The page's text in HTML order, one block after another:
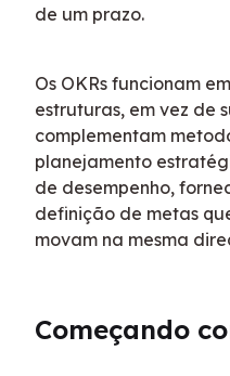
de um prazo.
Os OKRs funcionam
estruturas, em vez de
complementam
planejamento
de desempenho,
definição de metas
movam na mesma
Começando